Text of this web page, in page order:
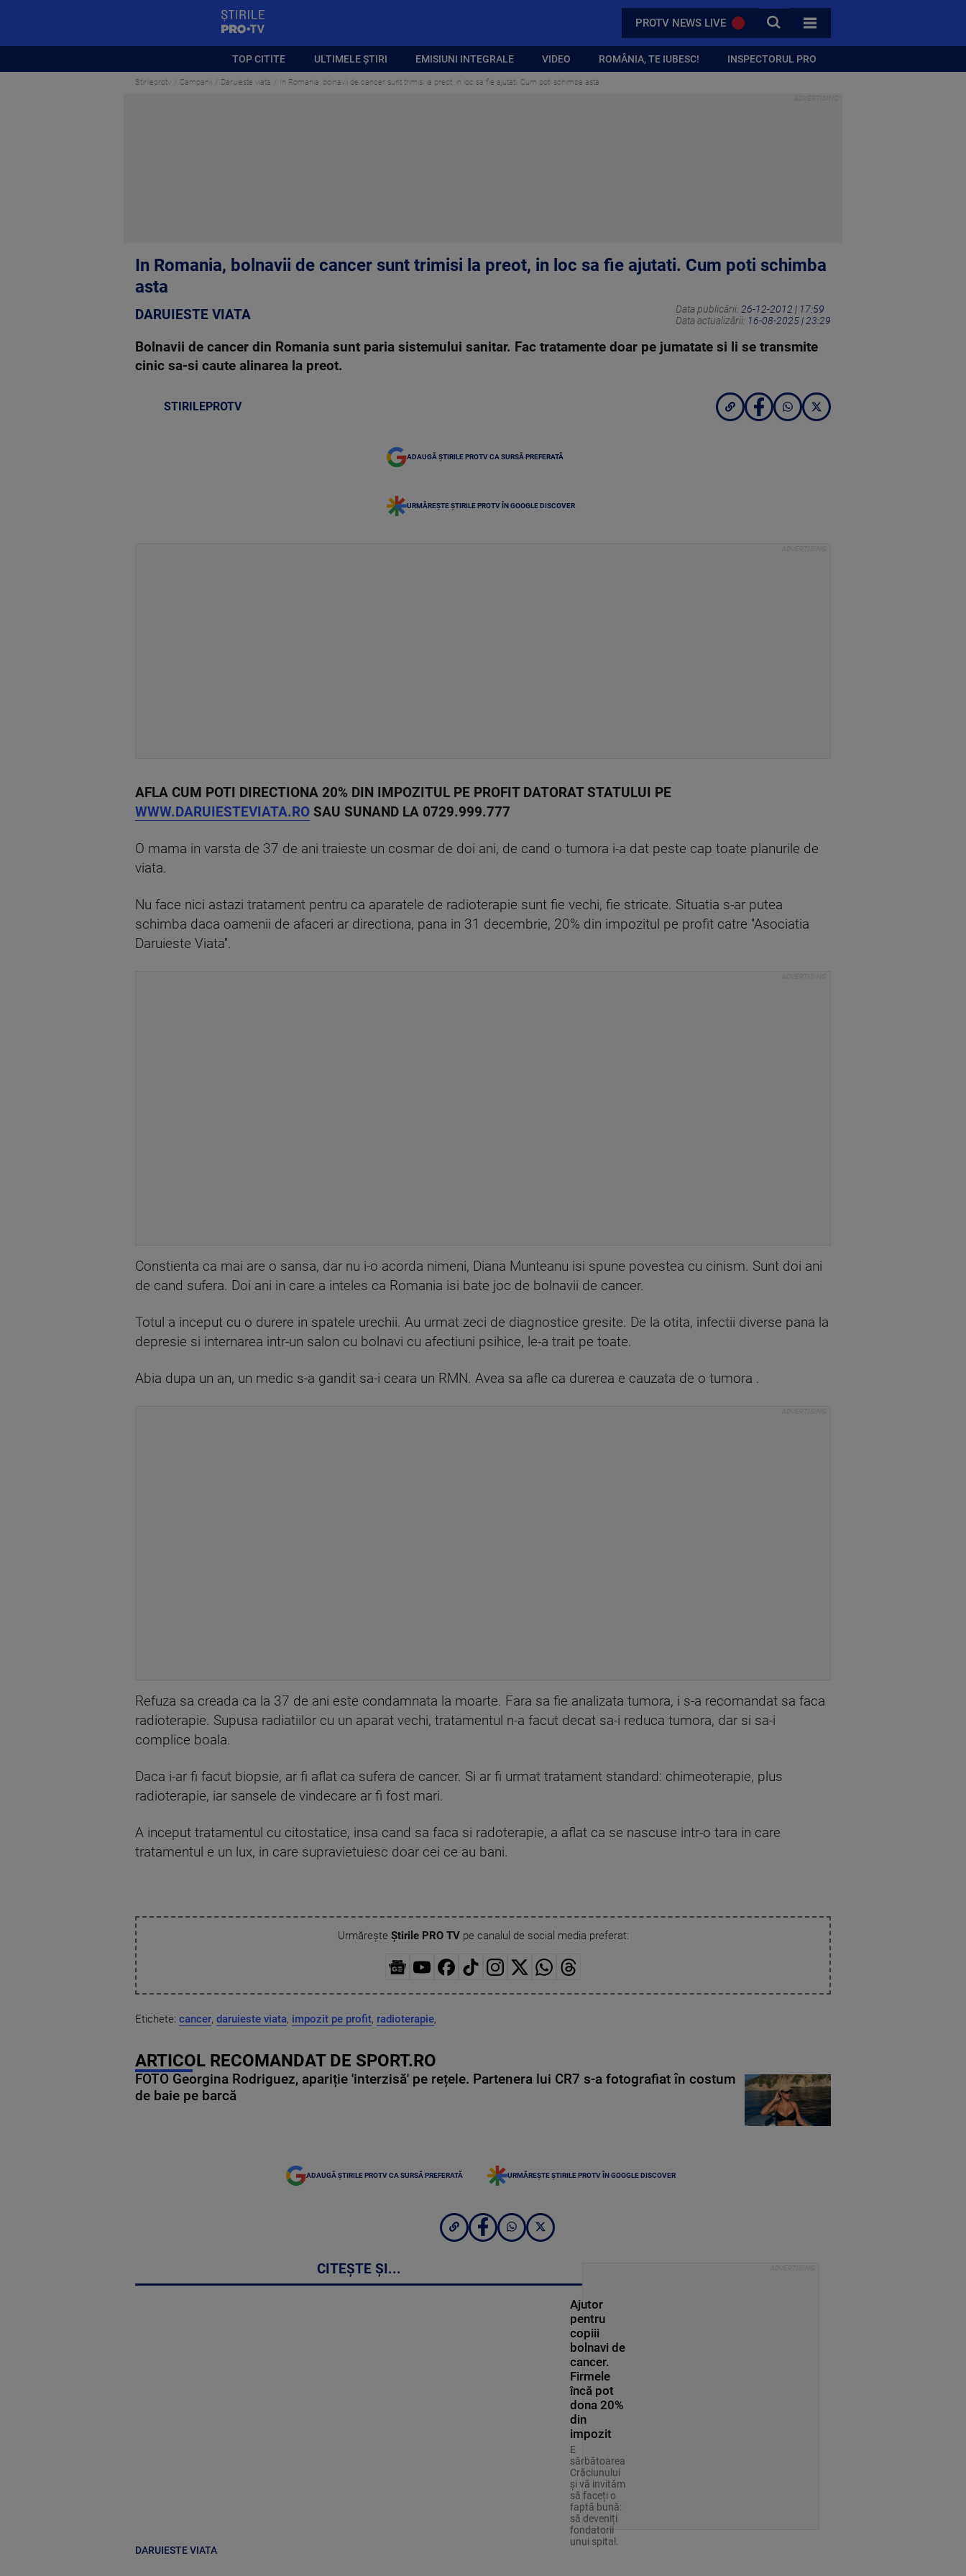
PROTV NEWS LIVE CAUTA
TOATE CATEGORIILE
TOP CITITE ULTIMELE ȘTIRI EMISIUNI INTEGRALE VIDEO ROMÂNIA, TE IUBESC! INSPECTORUL PRO
Stirileprotv Campanii Daruieste viata In Romania, bolnavii de cancer sunt trimisi la preot, in loc sa fie ajutati. Cum poti schimba asta
In Romania, bolnavii de cancer sunt trimisi la preot, in loc sa fie ajutati. Cum poti schimba
asta
DARUIESTE VIATA Data publicării: 26-12-2012 | 17:59
Data actualizării: 16-08-2025 | 23:29
Bolnavii de cancer din Romania sunt paria sistemului sanitar. Fac tratamente doar pe jumatate si li se transmite
cinic sa-si caute alinarea la preot.
STIRILEPROTV
ADAUGĂ ȘTIRILE PROTV CA SURSĂ PREFERATĂ
URMĂREȘTE ȘTIRILE PROTV ÎN GOOGLE DISCOVER
AFLA CUM POTI DIRECTIONA 20% DIN IMPOZITUL PE PROFIT DATORAT STATULUI PE
WWW.DARUIESTEVIATA.RO SAU SUNAND LA 0729.999.777
O mama in varsta de 37 de ani traieste un cosmar de doi ani, de cand o tumora i-a dat peste cap toate planurile de
viata.
Nu face nici astazi tratament pentru ca aparatele de radioterapie sunt fie vechi, fie stricate. Situatia s-ar putea
schimba daca oamenii de afaceri ar directiona, pana in 31 decembrie, 20% din impozitul pe profit catre ''Asociatia
Daruieste Viata''.
Constienta ca mai are o sansa, dar nu i-o acorda nimeni, Diana Munteanu isi spune povestea cu cinism. Sunt doi ani
de cand sufera. Doi ani in care a inteles ca Romania isi bate joc de bolnavii de cancer.
Totul a inceput cu o durere in spatele urechii. Au urmat zeci de diagnostice gresite. De la otita, infectii diverse pana la
depresie si internarea intr-un salon cu bolnavi cu afectiuni psihice, le-a trait pe toate.
Abia dupa un an, un medic s-a gandit sa-i ceara un RMN. Avea sa afle ca durerea e cauzata de o tumora .
Refuza sa creada ca la 37 de ani este condamnata la moarte. Fara sa fie analizata tumora, i s-a recomandat sa faca
radioterapie. Supusa radiatiilor cu un aparat vechi, tratamentul n-a facut decat sa-i reduca tumora, dar si sa-i
complice boala.
Daca i-ar fi facut biopsie, ar fi aflat ca sufera de cancer. Si ar fi urmat tratament standard: chimeoterapie, plus
radioterapie, iar sansele de vindecare ar fi fost mari.
A inceput tratamentul cu citostatice, insa cand sa faca si radoterapie, a aflat ca se nascuse intr-o tara in care
tratamentul e un lux, in care supravietuiesc doar cei ce au bani.
Urmărește Știrile PRO TVpe canalul de social media preferat:
Etichete: cancer, daruieste viata, impozit pe profit, radioterapie,
ARTICOL RECOMANDAT DE SPORT.RO
FOTO Georgina Rodriguez, apariție 'interzisă' pe rețele. Partenera lui CR7 s-a fotografiat în costum
de baie pe barcă
ADAUGĂ ȘTIRILE PROTV CA SURSĂ PREFERATĂ URMĂREȘTE ȘTIRILE PROTV ÎN GOOGLE DISCOVER
CITEȘTE ȘI...
DARUIESTE VIATA
Ajutor
pentru
copiii
bolnavi de
cancer.
Firmele
încă pot
dona 20%
din
impozit
E
sărbătoarea
Crăciunului
şi vă invităm
să faceți o
faptă bună:
să deveniți
fondatorii
unui spital.